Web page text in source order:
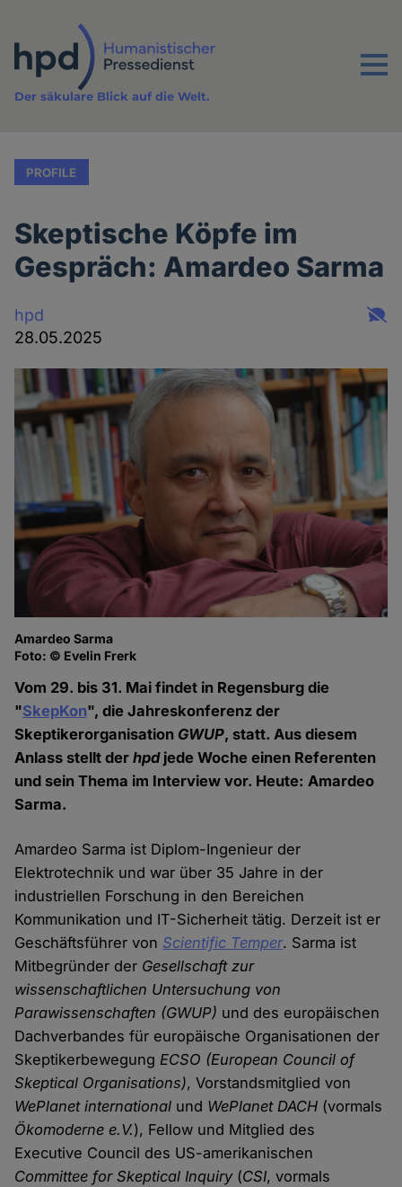
Inhalt
Menu
Der säkulare Blick auf die Welt.
PROFILE
Skeptische Köpfe im
Gespräch: Amardeo Sarma
hpd
28.05.2025
Amardeo Sarma
Foto: © Evelin Frerk
Vom 29. bis 31. Mai findet in Regensburg die
"SkepKon", die Jahreskonferenz der
Skeptikerorganisation GWUP, statt. Aus diesem
Anlass stellt derhpdjede Woche einen Referenten
und sein Thema im Interview vor. Heute: Amardeo
Sarma.
Amardeo Sarma ist Diplom-Ingenieur der
Elektrotechnik und war über 35 Jahre in der
industriellen Forschung in den Bereichen
Kommunikation und IT-Sicherheit tätig. Derzeit ist er
Geschäftsführer von Scientific Temper. Sarma ist
Mitbegründer der Gesellschaft zur
wissenschaftlichen Untersuchung von
Parawissenschaften (GWUP) und des europäischen
Dachverbandes für europäische Organisationen der
SkeptikerbewegungECSO (European Council of
Skeptical Organisations), Vorstandsmitglied von
WePlanet international und WePlanet DACH (vormals
Ökomoderne e.V.), Fellow und Mitglied des
Executive Council des US-amerikanischen
Committee for Skeptical Inquiry(CSI, vormals